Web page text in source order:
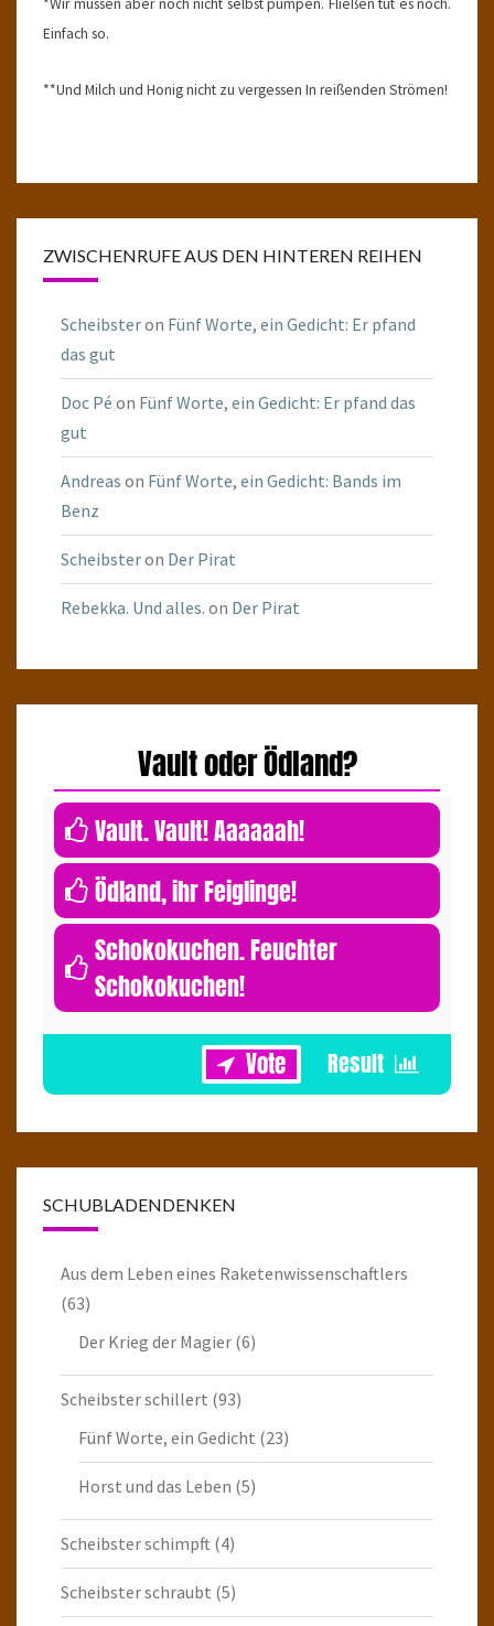
Einfach so.
**Und Milch und Honig nicht zu vergessen In reißenden Strömen!
ZWISCHENRUFE AUS DEN HINTEREN REIHEN
Scheibsteron Fünf Worte, ein Gedicht: Er pfand
das gut
Doc Pé on Fünf Worte, ein Gedicht: Er pfand das
gut
Andreas on Fünf Worte, ein Gedicht: Bands im
Benz
Scheibsteron Der Pirat
Rebekka. Und alles. on Der Pirat
Vault oder Ödland?
Vault. Vault! Aaaaaah!
Ödland, ihr Feiglinge!
Schokokuchen. Feuchter
Schokokuchen!
SCHUBLADENDENKEN
Aus dem Leben eines Raketenwissenschaftlers
(63)
Der Krieg der Magier (6)
Scheibster schillert (93)
Fünf Worte, ein Gedicht (23)
Horst und das Leben (5)
Scheibster schimpft (4)
Scheibster schraubt (5)